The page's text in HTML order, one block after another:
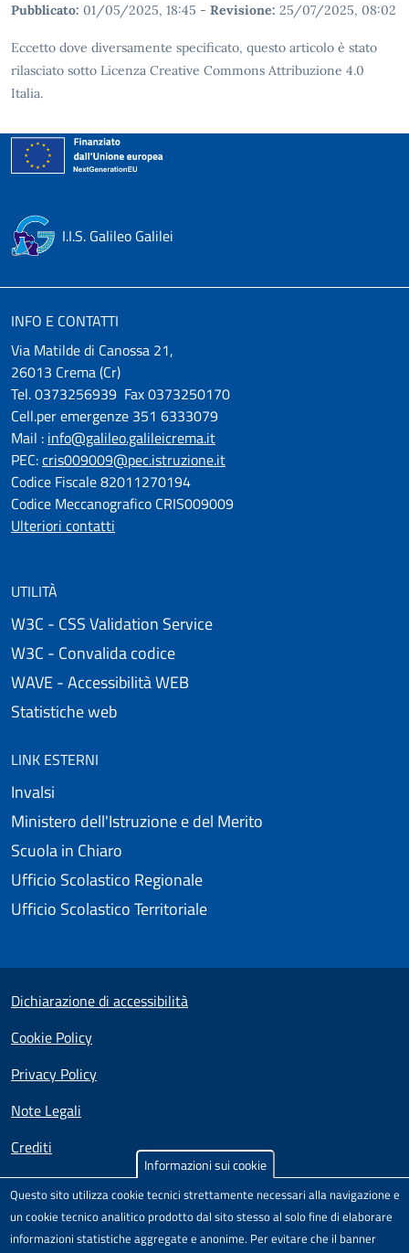
Informazioni sui cookie
Questo sito utilizza cookie tecnici strettamente necessari alla navigazione e
un cookie tecnico analitico prodotto dal sito stesso al solo fine di elaborare
informazioni statistiche aggregate e anonime. Per evitare che il banner
Pubblicato: 01/05/2025, 18:45 - Revisione: 25/07/2025, 08:02
Eccetto dove diversamente specificato, questo articolo è stato
rilasciato sotto Licenza Creative Commons Attribuzione 4.0
Italia.
I.I.S. Galileo Galilei
INFO E CONTATTI
Via Matilde di Canossa 21,
26013 Crema (Cr)
Tel. 0373256939 Fax 0373250170
Cell.per emergenze 351 6333079
Mail : info@galileo.galileicrema.it
PEC:cris009009@pec.istruzione.it
Codice Fiscale 82011270194
Codice Meccanografico CRIS009009
Ulteriori contatti
UTILITÀ
W3C - CSS Validation Service
W3C - Convalida codice
WAVE - Accessibilità WEB
Statistiche web
LINK ESTERNI
Invalsi
Ministero dell'Istruzione e del Merito
Scuola in Chiaro
Ufficio Scolastico Regionale
Ufficio Scolastico Territoriale
Small prints
Useful links section
Dichiarazione di accessibilità
Cookie Policy
Privacy Policy
Note Legali
Crediti
TestSito realizzato e distribuito daPorte Aperte sul Web,
Comunità di pratica per l'accessibilità dei siti scolastici,
nell'ambito del Progetto "Un CMS per la scuola" .